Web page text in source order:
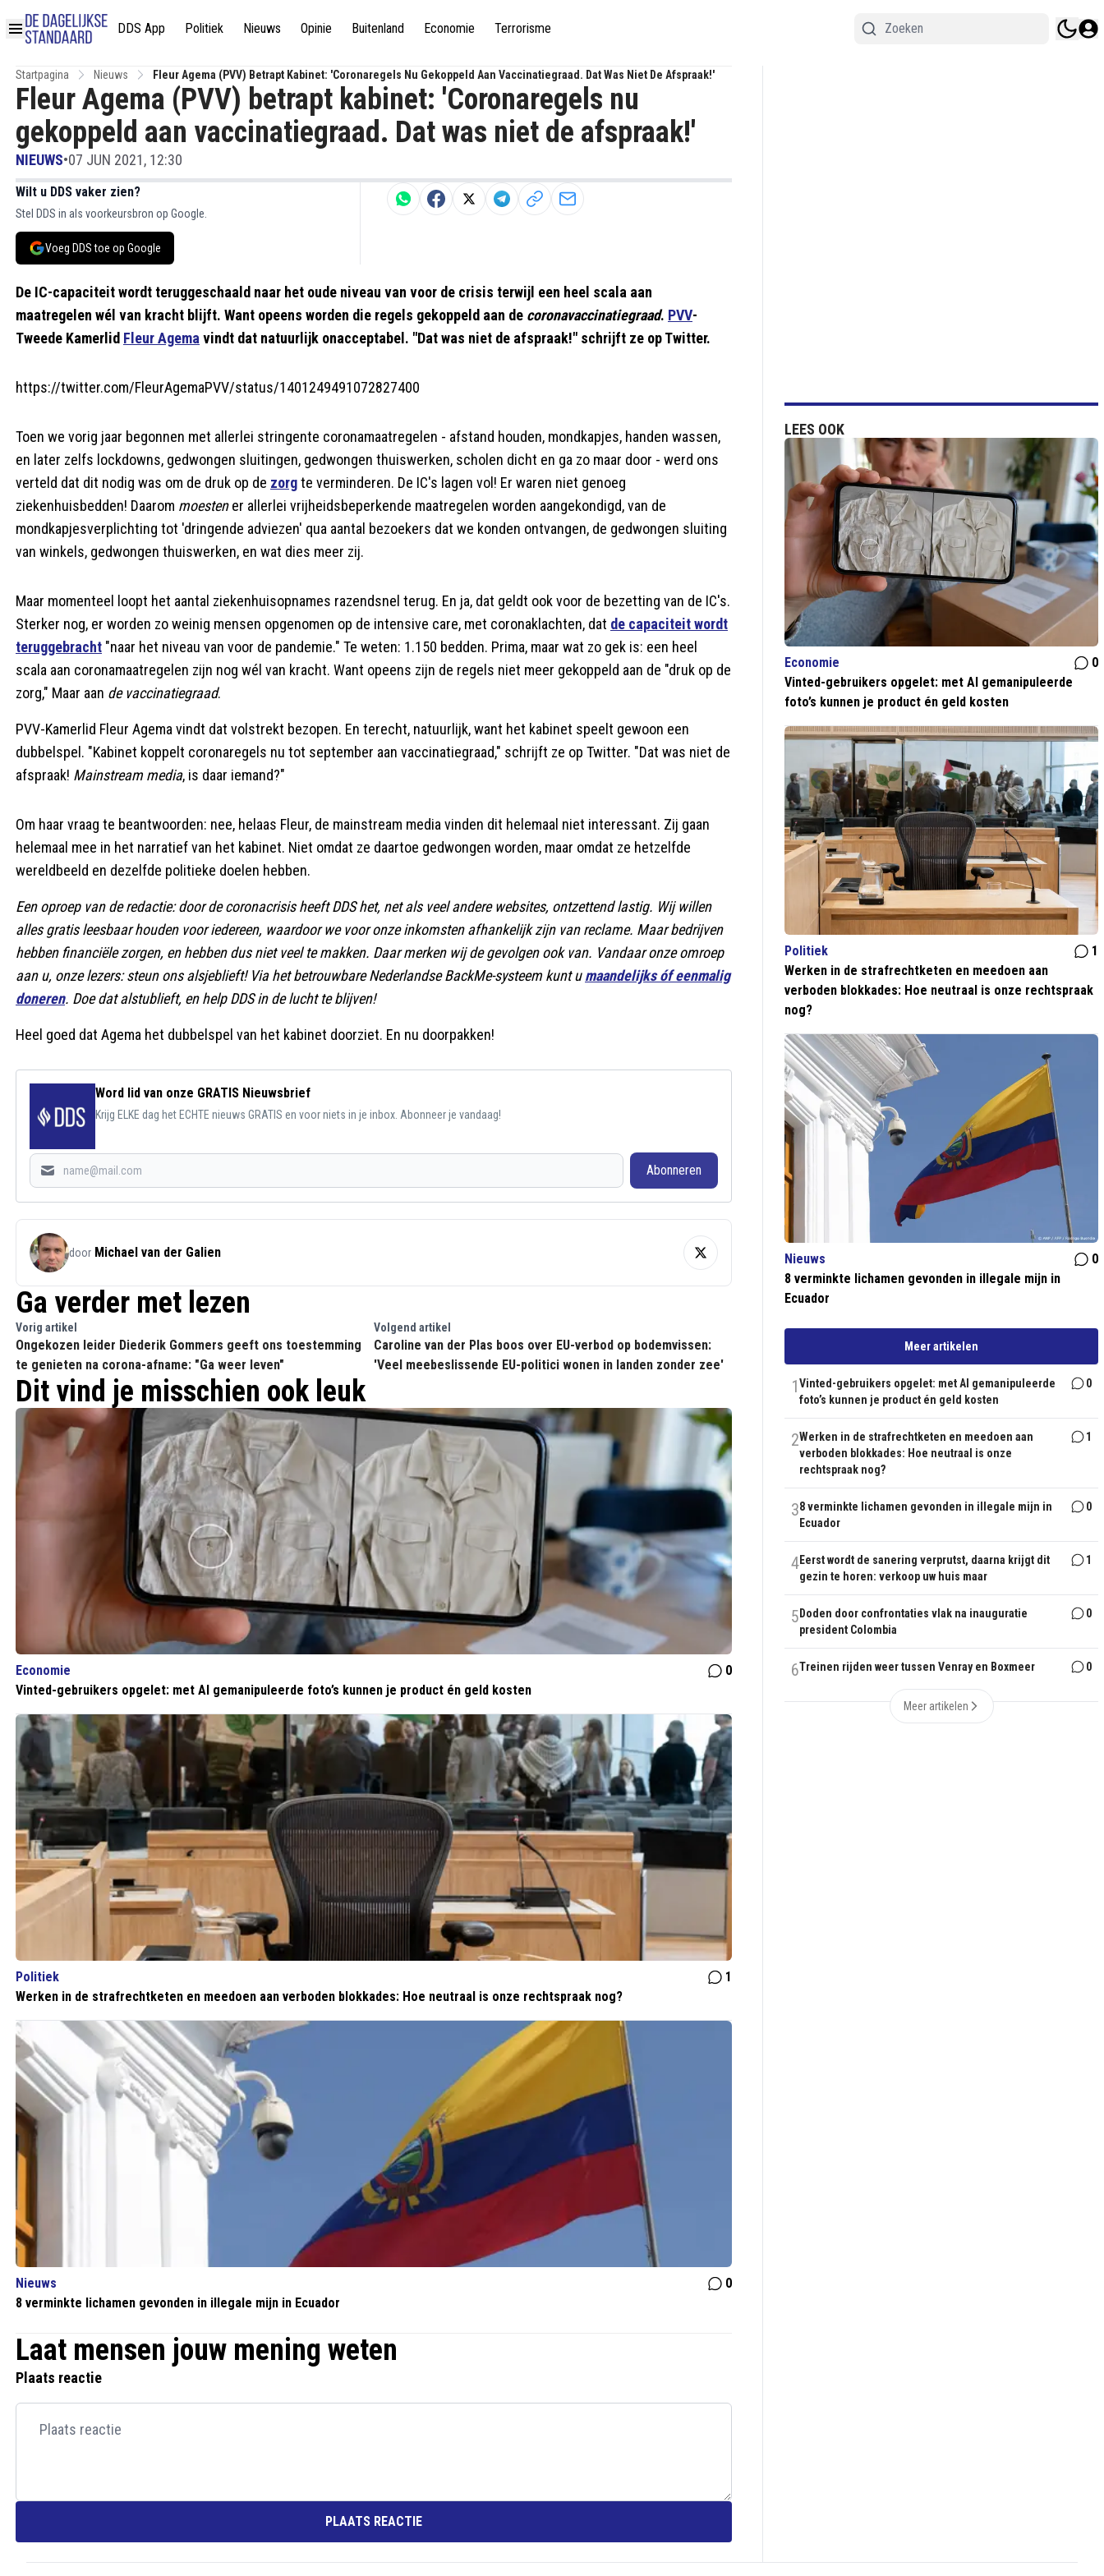
DDS App Politiek Nieuws Opinie Buitenland Economie Terrorisme
Startpagina Nieuws Fleur Agema (PVV) Betrapt Kabinet: 'Coronaregels Nu Gekoppeld Aan Vaccinatiegraad. Dat Was Niet De Afspraak!'
Fleur Agema (PVV) betrapt kabinet: 'Coronaregels nu
gekoppeld aan vaccinatiegraad. Dat was niet de afspraak!'
NIEUWS•07 JUN 2021, 12:30
Wilt u DDS vaker zien?
Stel DDS in als voorkeursbron op Google.
Voeg DDS toe op Google
De IC-capaciteit wordt teruggeschaald naar het oude niveau van voor de crisis terwijl een heel scala aan
maatregelen wél van kracht blijft. Want opeens worden die regels gekoppeld aan de coronavaccinatiegraad. PVV-
Tweede Kamerlid Fleur Agema vindt dat natuurlijk onacceptabel. "Dat was niet de afspraak!" schrijft ze op Twitter.
https://twitter.com/FleurAgemaPVV/status/1401249491072827400
Toen we vorig jaar begonnen met allerlei stringente coronamaatregelen - afstand houden, mondkapjes, handen wassen,
en later zelfs lockdowns, gedwongen sluitingen, gedwongen thuiswerken, scholen dicht en ga zo maar door - werd ons
verteld dat dit nodig was om de druk op de zorgte verminderen. De IC's lagen vol! Er waren niet genoeg
ziekenhuisbedden! Daarom moestener allerlei vrijheidsbeperkende maatregelen worden aangekondigd, van de
mondkapjesverplichting tot 'dringende adviezen' qua aantal bezoekers dat we konden ontvangen, de gedwongen sluiting
van winkels, gedwongen thuiswerken, en wat dies meer zij.
Maar momenteel loopt het aantal ziekenhuisopnames razendsnel terug. En ja, dat geldt ook voor de bezetting van de IC's.
Sterker nog, er worden zo weinig mensen opgenomen op de intensive care, met coronaklachten, dat de capaciteit wordt
teruggebracht "naar het niveau van voor de pandemie." Te weten: 1.150 bedden. Prima, maar wat zo gek is: een heel
scala aan coronamaatregelen zijn nog wél van kracht. Want opeens zijn de regels niet meer gekoppeld aan de "druk op de
zorg," Maar aan de vaccinatiegraad.
PVV-Kamerlid Fleur Agema vindt dat volstrekt bezopen. En terecht, natuurlijk, want het kabinet speelt gewoon een
dubbelspel. "Kabinet koppelt coronaregels nu tot september aan vaccinatiegraad," schrijft ze op Twitter. "Dat was niet de
afspraak! Mainstream media, is daar iemand?"
Om haar vraag te beantwoorden: nee, helaas Fleur, de mainstream media vinden dit helemaal niet interessant. Zij gaan
helemaal mee in het narratief van het kabinet. Niet omdat ze daartoe gedwongen worden, maar omdat ze hetzelfde
wereldbeeld en dezelfde politieke doelen hebben.
Een oproep van de redactie: door de coronacrisis heeft DDS het, net als veel andere websites, ontzettend lastig. Wij willen
alles gratis leesbaar houden voor iedereen, waardoor we voor onze inkomsten afhankelijk zijn van reclame. Maar bedrijven
hebben financiële zorgen, en hebben dus niet veel te makken. Daar merken wij de gevolgen ook van. Vandaar onze omroep
aan u, onze lezers: steun ons alsjeblieft! Via het betrouwbare Nederlandse BackMe-systeem kunt umaandelijks óf eenmalig
doneren. Doe dat alstublieft, en help DDS in de lucht te blijven!
Heel goed dat Agema het dubbelspel van het kabinet doorziet. En nu doorpakken!
Word lid van onze GRATIS Nieuwsbrief
Krijg ELKE dag het ECHTE nieuws GRATIS en voor niets in je inbox. Abonneer je vandaag!
Abonneren
door Michael van der Galien
Ga verder met lezen
Vorig artikel
Ongekozen leider Diederik Gommers geeft ons toestemming
te genieten na corona-afname: "Ga weer leven"
Volgend artikel
Caroline van der Plas boos over EU-verbod op bodemvissen:
'Veel meebeslissende EU-politici wonen in landen zonder zee'
Dit vind je misschien ook leuk
Economie
0
Vinted-gebruikers opgelet: met AI gemanipuleerde foto’s kunnen je product én geld kosten
Politiek
1
Werken in de strafrechtketen en meedoen aan verboden blokkades: Hoe neutraal is onze rechtspraak nog?
Nieuws
0
8 verminkte lichamen gevonden in illegale mijn in Ecuador
Laat mensen jouw mening weten
Plaats reactie
PLAATS REACTIE
LEES OOK
Economie
0
Vinted-gebruikers opgelet: met AI gemanipuleerde
foto’s kunnen je product én geld kosten
Politiek
1
Werken in de strafrechtketen en meedoen aan
verboden blokkades: Hoe neutraal is onze rechtspraak
nog?
Nieuws
0
8 verminkte lichamen gevonden in illegale mijn in
Ecuador
Meer artikelen
1Vinted-gebruikers opgelet: met AI gemanipuleerde
foto’s kunnen je product én geld kosten
0
2Werken in de strafrechtketen en meedoen aan
verboden blokkades: Hoe neutraal is onze
rechtspraak nog?
1
38 verminkte lichamen gevonden in illegale mijn in
Ecuador
0
4Eerst wordt de sanering verprutst, daarna krijgt dit
gezin te horen: verkoop uw huis maar
1
5 Doden door confrontaties vlak na inauguratie
president Colombia
0
6Treinen rijden weer tussen Venray en Boxmeer 0
Meer artikelen